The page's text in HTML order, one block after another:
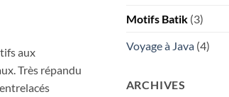
aux
Très répandu
Motifs Batik(3)
Voyage à Java(4)
ARCHIVES